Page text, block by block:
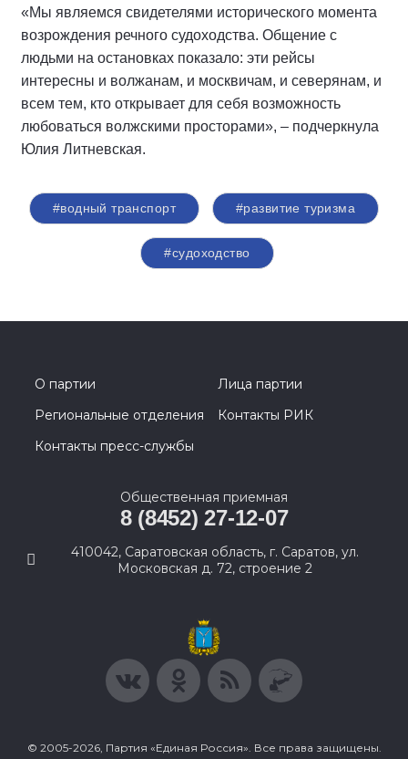
«Мы являемся свидетелями исторического момента
возрождения речного судоходства. Общение с
людьми на остановках показало: эти рейсы
интересны и волжанам, и москвичам, и северянам, и
всем тем, кто открывает для себя возможность
любоваться волжскими просторами», – подчеркнула
Юлия Литневская.
#водный транспорт #развитие туризма
#судоходство
О партии
Лица партии
Региональные отделения
Контакты РИК
Контакты пресс-службы
Общественная приемная
8 (8452) 27-12-07
410042, Саратовская область, г. Саратов, ул.
Московская д. 72, строение 2
© 2005-2026, Партия «Единая Россия». Все права защищены.